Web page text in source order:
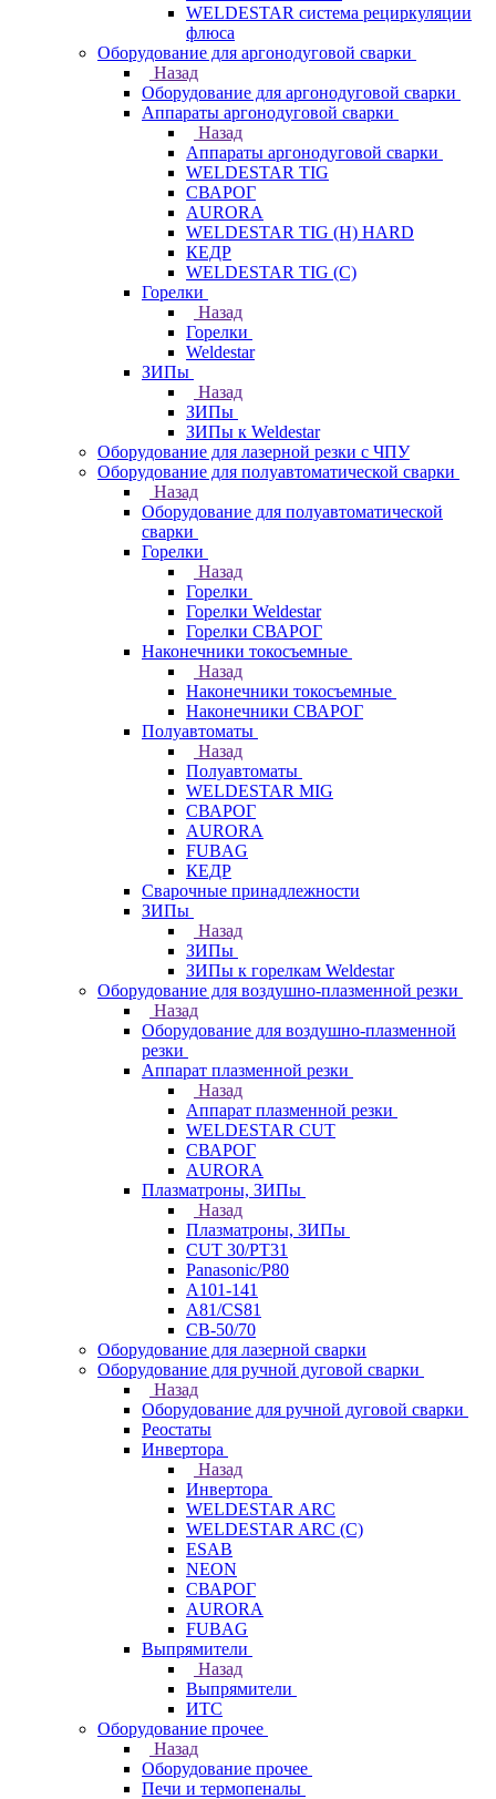
WELDESTAR система рециркуляции
флюса
Оборудование для аргонодуговой сварки
Назад
Оборудование для аргонодуговой сварки
Аппараты аргонодуговой сварки
Назад
Аппараты аргонодуговой сварки
WELDESTAR TIG
СВАРОГ
AURORA
WELDESTAR TIG (H) HARD
КЕДР
WELDESTAR TIG (С)
Горелки
Назад
Горелки
Weldestar
ЗИПы
Назад
ЗИПы
ЗИПы к Weldestar
Оборудование для лазерной резки с ЧПУ
Оборудование для полуавтоматической сварки
Назад
Оборудование для полуавтоматической
сварки
Горелки
Назад
Горелки
Горелки Weldestar
Горелки СВАРОГ
Наконечники токосъемные
Назад
Наконечники токосъемные
Наконечники СВАРОГ
Полуавтоматы
Назад
Полуавтоматы
WELDESTAR MIG
СВАРОГ
AURORA
FUBAG
КЕДР
Сварочные принадлежности
ЗИПы
Назад
ЗИПы
ЗИПы к горелкам Weldestar
Оборудование для воздушно-плазменной резки
Назад
Оборудование для воздушно-плазменной
резки
Аппарат плазменной резки
Назад
Аппарат плазменной резки
WELDESTAR CUT
СВАРОГ
AURORA
Плазматроны, ЗИПы
Назад
Плазматроны, ЗИПы
CUT 30/PT31
Panasonic/P80
А101-141
А81/CS81
СВ-50/70
Оборудование для лазерной сварки
Оборудование для ручной дуговой сварки
Назад
Оборудование для ручной дуговой сварки
Реостаты
Инвертора
Назад
Инвертора
WELDESTAR ARC
WELDESTAR ARC (С)
ESAB
NEON
СВАРОГ
AURORA
FUBAG
Выпрямители
Назад
Выпрямители
ИТС
Оборудование прочее
Назад
Оборудование прочее
Печи и термопеналы